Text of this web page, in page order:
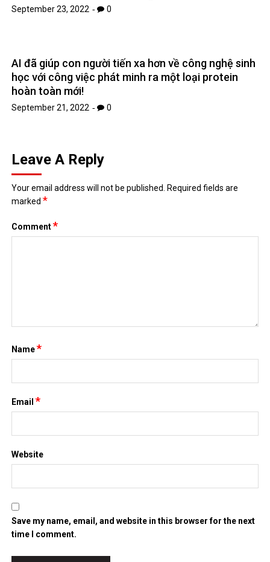
September 23, 2022 0
AI đã giúp con người tiến xa hơn về công nghệ sinh
học với công việc phát minh ra một loại protein
hoàn toàn mới!
September 21, 2022 0
Leave A Reply
Your email address will not be published. Required fields are
marked*
Comment*
Name*
Email*
Website
Save my name, email, and website in this browser for the next
time I comment.